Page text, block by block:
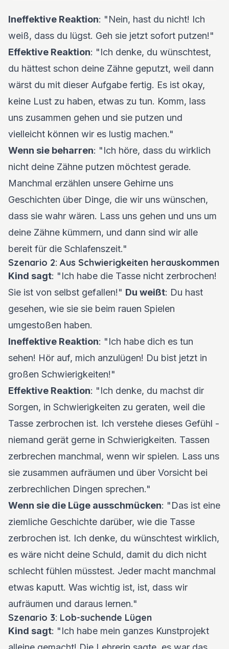
Ineffektive Reaktion: "Nein, hast du nicht! Ich
weiß, dass du lügst. Geh sie jetzt sofort putzen!"
Effektive Reaktion: "Ich denke, du wünschtest,
du hättest schon deine Zähne geputzt, weil dann
wärst du mit dieser Aufgabe fertig. Es ist okay,
keine Lust zu haben, etwas zu tun. Komm, lass
uns zusammen gehen und sie putzen und
vielleicht können wir es lustig machen."
Wenn sie beharren: "Ich höre, dass du wirklich
nicht deine Zähne putzen möchtest gerade.
Manchmal erzählen unsere Gehirne uns
Geschichten über Dinge, die wir uns wünschen,
dass sie wahr wären. Lass uns gehen und uns um
deine Zähne kümmern, und dann sind wir alle
bereit für die Schlafenszeit."
Szenario 2: Aus Schwierigkeiten herauskommen
Kind sagt: "Ich habe die Tasse nicht zerbrochen!
Sie ist von selbst gefallen!" Du weißt: Du hast
gesehen, wie sie sie beim rauen Spielen
umgestoßen haben.
Ineffektive Reaktion: "Ich habe dich es tun
sehen! Hör auf, mich anzulügen! Du bist jetzt in
großen Schwierigkeiten!"
Effektive Reaktion: "Ich denke, du machst dir
Sorgen, in Schwierigkeiten zu geraten, weil die
Tasse zerbrochen ist. Ich verstehe dieses Gefühl -
niemand gerät gerne in Schwierigkeiten. Tassen
zerbrechen manchmal, wenn wir spielen. Lass uns
sie zusammen aufräumen und über Vorsicht bei
zerbrechlichen Dingen sprechen."
Wenn sie die Lüge ausschmücken: "Das ist eine
ziemliche Geschichte darüber, wie die Tasse
zerbrochen ist. Ich denke, du wünschtest wirklich,
es wäre nicht deine Schuld, damit du dich nicht
schlecht fühlen müsstest. Jeder macht manchmal
etwas kaputt. Was wichtig ist, ist, dass wir
aufräumen und daraus lernen."
Szenario 3: Lob-suchende Lügen
Kind sagt: "Ich habe mein ganzes Kunstprojekt